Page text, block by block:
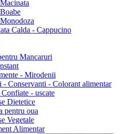
Calda - Cappucino
Mancaruri
- Mirodenii
Conservanti - Colorant alimentar
- uscate
Dietetice
pentru oua
Vegetale
Alimentar